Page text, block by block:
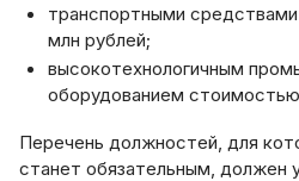
транспортными
млн рублей;
высокотехнологичным
оборудованием
Перечень должностей, для
станет обязательным, должен